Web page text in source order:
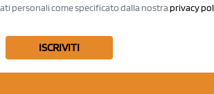
personali come specificato dalla nostra privacy
ISCRIVITI